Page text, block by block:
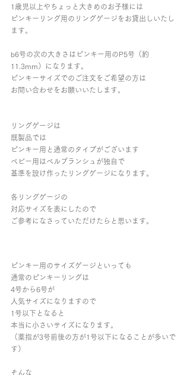
1歳児以上やちょっと大きめのお子様には
ピンキーリング用のリングゲージをお貸出しいたし
ます。
b6号の次の大きさはピンキー用のP5号（約
11.3mm）になります。
ピンキーサイズでのご注文をご希望の方は
お問い合わせをお願いいたします。
リングゲージは
既製品では
ピンキー用と通常のタイプがございます
ベビー用はベルブランシュが独自で
基準を設け作ったリングゲージになります。
各リングゲージの
対応サイズを表にしたので
ご参考になさっていただけたらと思います。
ピンキー用のサイズゲージといっても
通常のピンキーリングは
4号から6号が
人気サイズになりますので
1号以下となると
本当に小さいサイズになります。
（薬指が3号前後の方が1号以下になることが多いで
す）
そんな